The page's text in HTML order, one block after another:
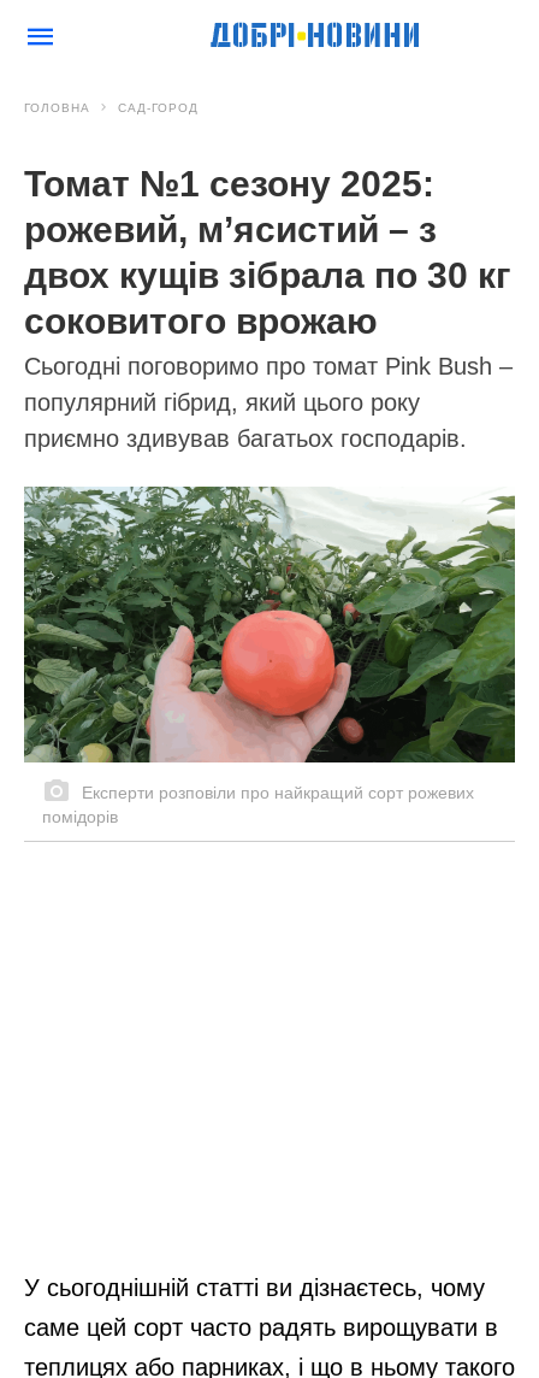
ГОЛОВНА САД-ГОРОД
Томат №1 сезону 2025:
рожевий, м’ясистий – з
двох кущів зібрала по 30 кг
соковитого врожаю
Сьогодні поговоримо про томат Pink Bush –
популярний гібрид, який цього року
приємно здивував багатьох господарів.
Експерти розповіли про найкращий сорт рожевих
помідорів
У сьогоднішній статті ви дізнаєтесь, чому
саме цей сорт часто радять вирощувати в
теплицях або парниках, і що в ньому такого